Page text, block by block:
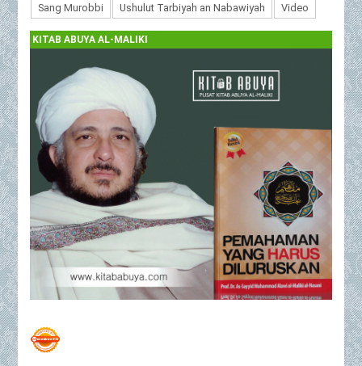
Sang Murobbi Ushulut Tarbiyah an Nabawiyah Video
KITAB ABUYA AL-MALIKI